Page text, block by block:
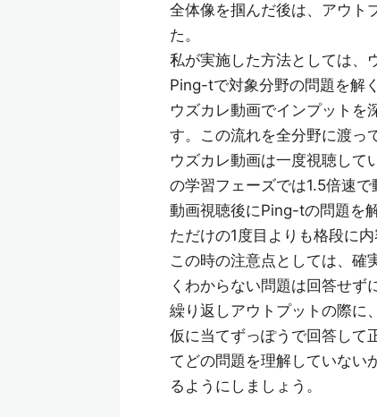
全体像を掴んだ後は、アウト
た。
私が実施した方法としては、
Ping-tで対象分野の問題を解
ウズカレ動画でインプット
す。この流れを全分野に渡っ
ウズカレ動画は一度視聴して
の学習フェーズでは1.5倍速で
動画視聴後にPing-tの問題を
ただけの1度目よりも格段に
この時の注意点としては、確
くわからない問題は回答せ
繰り返しアウトプットの際に
仮に当てずっぽうで回答して
てどの問題を理解していない
るようにしましょう。